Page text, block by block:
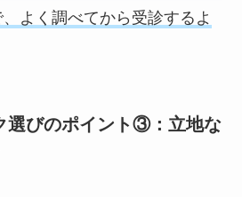
よく調べてから受診するよ
選びのポイント③：立地な